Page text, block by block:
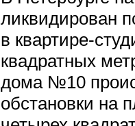
ликвидирован
в квартире-
квадратных
дома №10
обстановки на